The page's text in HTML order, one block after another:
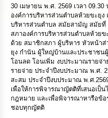
การ
ดำเนิน
การ
เพื่อ
ป้องกัน
การ
ทุจริต
มาตรการ
ส่ง
เสริม
คุณธรรม
30 เมษายน พ.ศ. 2569 เวลา
องค์การบริหารส่วนตำบลห้วยขะยุง
บริหารส่วนตำบล สมัยสามัญ สมัยที่
สภาองค์การบริหารส่วนตำบลห้วย
ด้วย สมาชิกสภา ผู้บริหาร หัวหน้า
ยุง กำนัน ผู้ใหญ่บ้านและประชาชน
โอนลด โอนเพิ่ม งบประมาณรายจ่
รายจ่าย ประจำปีงบประมาณ พ.ศ.
สะสม ประจำปีงบประมาณ พ.ศ
เพื่อให้การพิจารณาญัตติที่เสนอเป็น
กฎหมาย และเพื่อพิจารณาหารือข้
ชอบทุกญัตติ